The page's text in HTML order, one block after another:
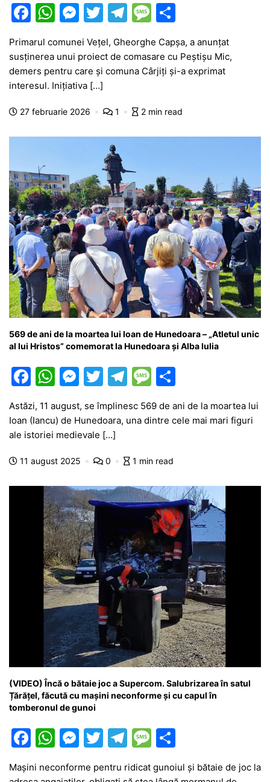
F
c
e
b
o
W
at
s
A
p
M
e
s
s
e
n
T
itt
er
T
e
gr
m
M
s
s
g
ta
je
z
Primarul comunei Vețel, Gheorghe Capșa, a anunțat
susținerea unui proiect de comasare cu Peștișu Mic,
demers pentru care și comuna Cârjiți și-a exprimat
interesul. Inițiativa […]
27 februarie 2026 1 2 min read
569 de ani de la moartea lui Ioan de Hunedoara – „Atletul unic
al lui Hristos” comemorat la Hunedoara și Alba Iulia
F
a
c
e
b
o
o
W
at
s
A
p
M
s
s
e
g
er
T
w
itt
er
T
e
a
m
M
s
a
e
ar
ta
ă
Astăzi, 11 august, se împlinesc 569 de ani de la moartea lui
Ioan (Iancu) de Hunedoara, una dintre cele mai mari figuri
ale istoriei medievale […]
11 august 2025 0 1 min read
(VIDEO) Încă o bătaie joc a Supercom. Salubrizarea în satul
Țărățel, făcută cu mașini neconforme și cu capul în
tomberonul de gunoi
F
a
c
W
at
M
s
T
itt
T
el
e
M
s
ar
ta
Mașini neconforme pentru ridicat gunoiul și bătaie de joc la